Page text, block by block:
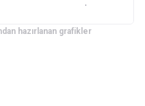
hazırlanan grafikler